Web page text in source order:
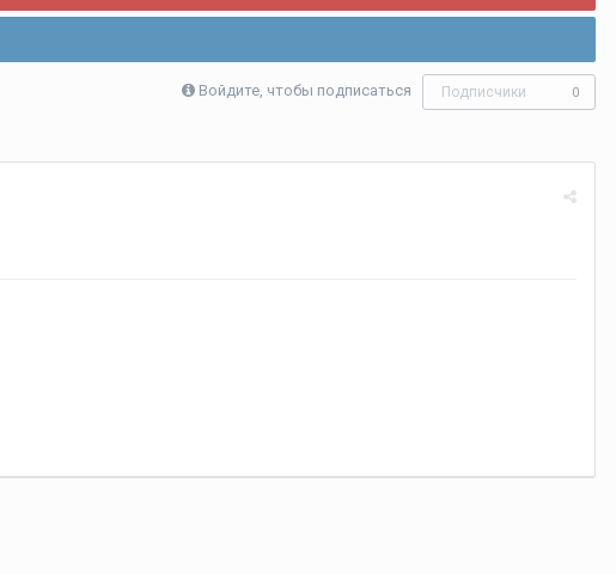
Войдите, чтобы подписаться Подписчики 0